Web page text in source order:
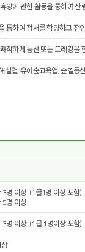
양에 관한 활동을 통하여
통하여 정서를 함양하고 전
적하게 등산 또는 트레킹을
설업, 유아숲교육업, 숲길등
명 이상 (1급1명 이상 포함)
5명 이상
명 이상 (1급 1명이상 포함)